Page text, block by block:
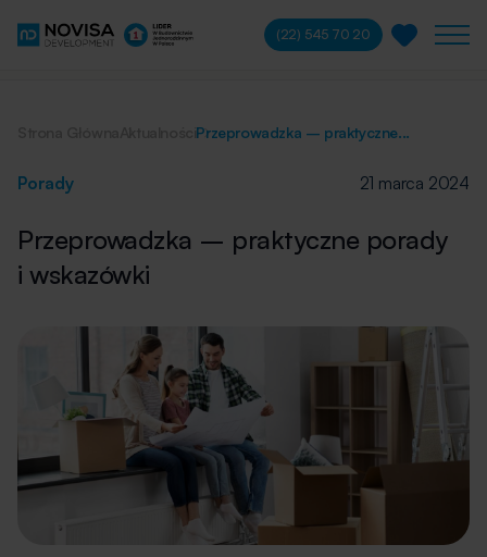
(22) 545 70 20
Przeprowadzka – praktyczne...
Porady 21 marca 2024
Przeprowadzka – praktyczne porady
i wskazówki